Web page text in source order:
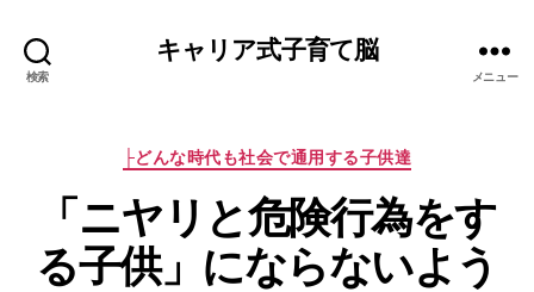
検索
キャリア式子育て脳
メニュー
カ
ゴ
リ
ー
├どんな時代も社会で通用する子供達
「ニヤリと危険行為をす
る子供」にならないよう